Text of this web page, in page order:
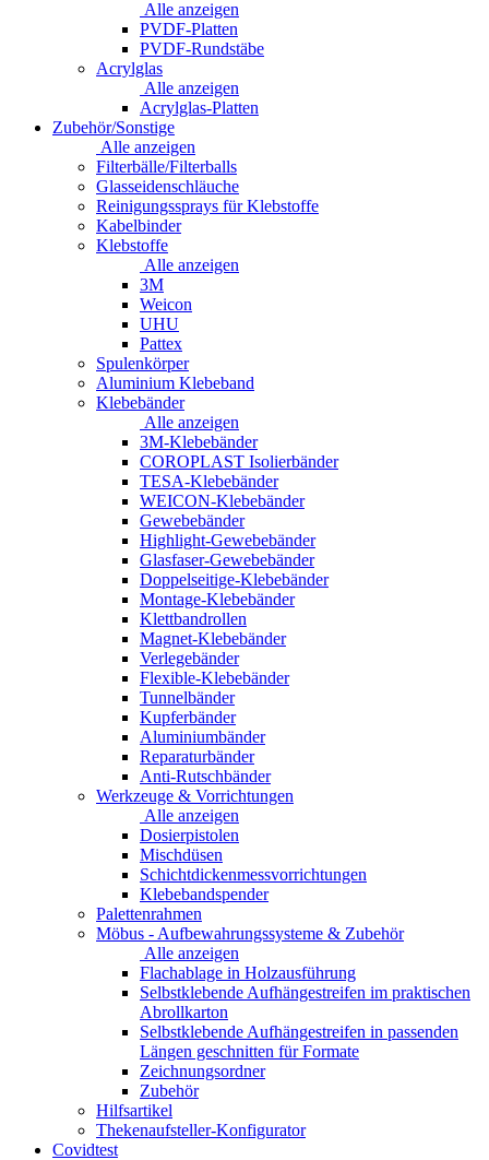
Alle anzeigen
PVDF-Platten
PVDF-Rundstäbe
Acrylglas
Alle anzeigen
Acrylglas-Platten
Zubehör/Sonstige
Alle anzeigen
Filterbälle/Filterballs
Glasseidenschläuche
Reinigungssprays für Klebstoffe
Kabelbinder
Klebstoffe
Alle anzeigen
3M
Weicon
UHU
Pattex
Spulenkörper
Aluminium Klebeband
Klebebänder
Alle anzeigen
3M-Klebebänder
COROPLAST Isolierbänder
TESA-Klebebänder
WEICON-Klebebänder
Gewebebänder
Highlight-Gewebebänder
Glasfaser-Gewebebänder
Doppelseitige-Klebebänder
Montage-Klebebänder
Klettbandrollen
Magnet-Klebebänder
Verlegebänder
Flexible-Klebebänder
Tunnelbänder
Kupferbänder
Aluminiumbänder
Reparaturbänder
Anti-Rutschbänder
Werkzeuge & Vorrichtungen
Alle anzeigen
Dosierpistolen
Mischdüsen
Schichtdickenmessvorrichtungen
Klebebandspender
Palettenrahmen
Möbus - Aufbewahrungssysteme & Zubehör
Alle anzeigen
Flachablage in Holzausführung
Selbstklebende Aufhängestreifen im praktischen
Abrollkarton
Selbstklebende Aufhängestreifen in passenden
Längen geschnitten für Formate
Zeichnungsordner
Zubehör
Hilfsartikel
Thekenaufsteller-Konfigurator
Covidtest